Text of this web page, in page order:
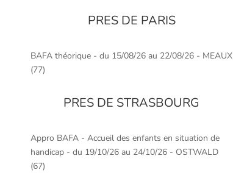
PRES DE PARIS
BAFA théorique - du 15/08/26 au 22/08/26 - MEAUX
(77)
PRES DE STRASBOURG
Appro BAFA - Accueil des enfants en situation de
handicap - du 19/10/26 au 24/10/26 - OSTWALD
(67)